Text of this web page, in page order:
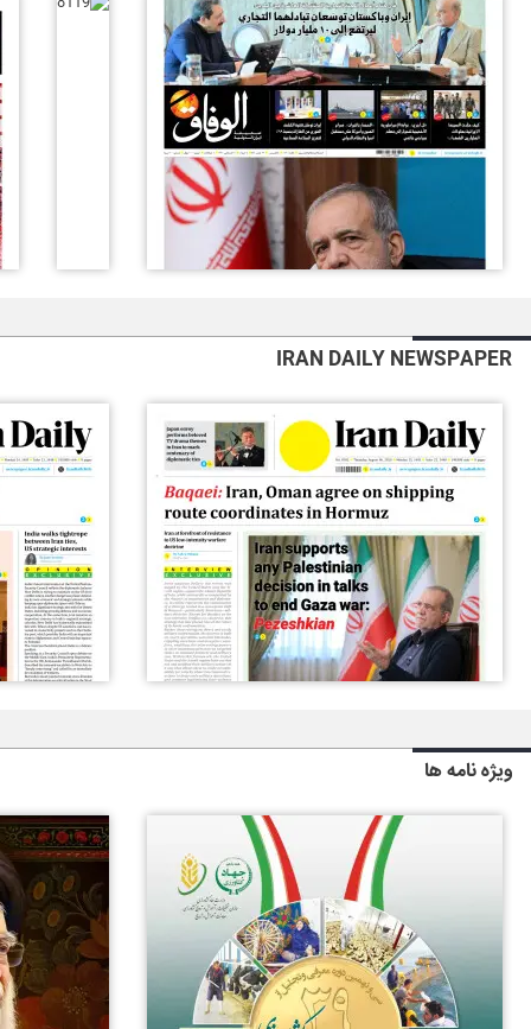
IRAN DAILY NEWSPAPER
ویژه نامه ها